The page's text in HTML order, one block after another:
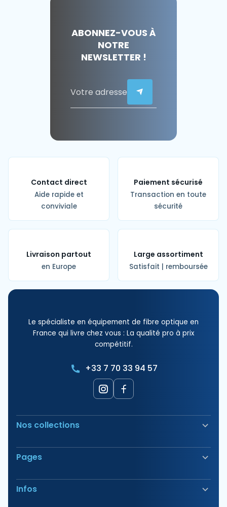
ABONNEZ-VOUS À
NOTRE
NEWSLETTER !
Contact direct
Aide rapide et
conviviale
Paiement sécurisé
Transaction en toute
sécurité
Livraison partout
en Europe
Large assortiment
Satisfait | remboursée
Le spécialiste en équipement de fibre optique en
France qui livre chez vous : La qualité pro à prix
compétitif.
+33 7 70 33 94 57
Nos collections
Soudeuse Fibre Optique
Sécurité & Balisage
Outillage
Tirage & Aiguillage
Pages
Nos Produits
Nos Offres
Infos